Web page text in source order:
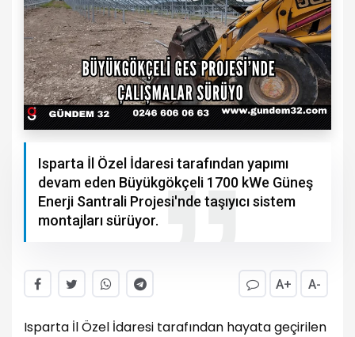
Isparta İl Özel İdaresi tarafından yapımı
devam eden Büyükgökçeli 1700 kWe Güneş
Enerji Santrali Projesi'nde taşıyıcı sistem
montajları sürüyor.
A+ A-
Isparta İl Özel İdaresi tarafından hayata geçirilen